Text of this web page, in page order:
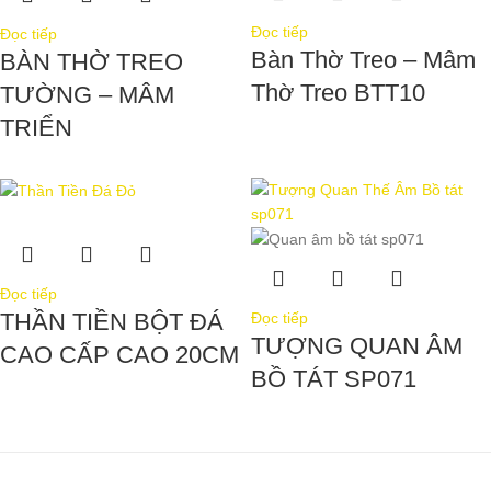
Đọc tiếp
BÀN THỜ TREO
TƯỜNG – MÂM
TRIỂN
Đọc tiếp
Bàn Thờ Treo – Mâm
Thờ Treo BTT10
Đọc tiếp
THẦN TIỀN BỘT ĐÁ
CAO CẤP CAO 20CM
Đọc tiếp
TƯỢNG QUAN ÂM
BỒ TÁT SP071